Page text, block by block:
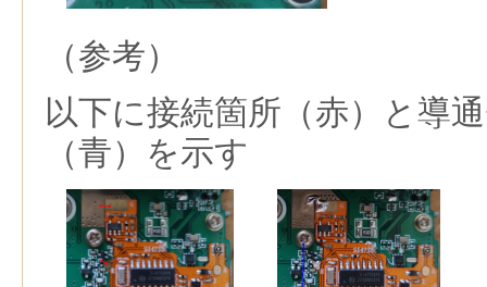
（参考）
以下に接続箇所（赤）と導
（青）を示す